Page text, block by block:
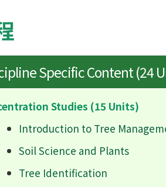
Specific Content (24
Studies (15 Units)
Introduction to Tree
Soil Science and Plants
Tree Identification